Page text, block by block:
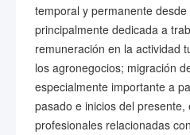
temporal y permanente desde
principalmente dedicada a
remuneración en la actividad
los agronegocios; migración
especialmente importante a
pasado e inicios del presente,
profesionales relacionadas